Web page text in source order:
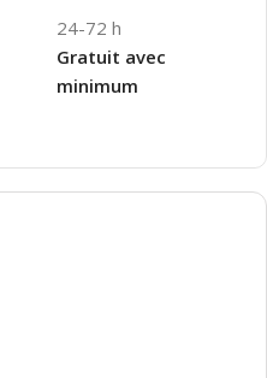
24-72 h
Gratuit avec
minimum